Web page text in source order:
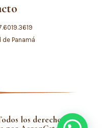
de Panamá
los derechos